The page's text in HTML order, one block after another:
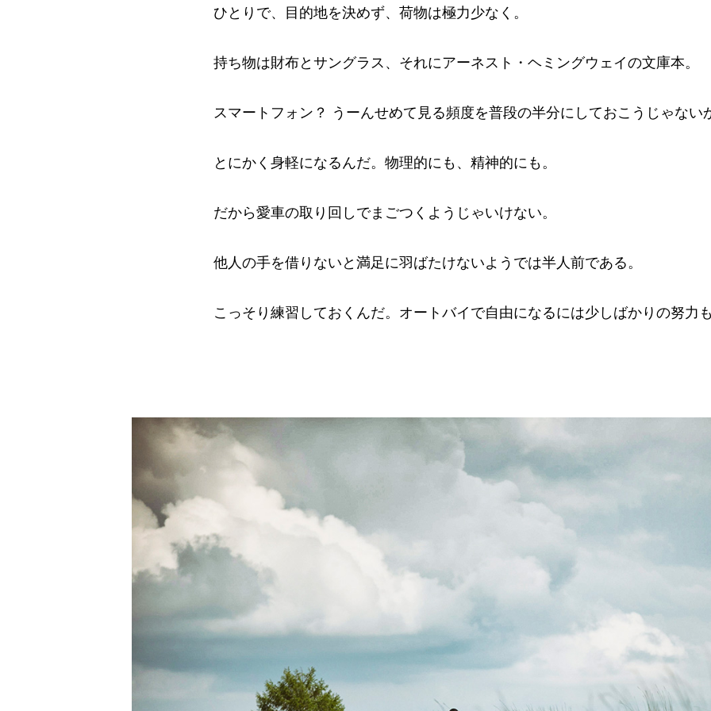
ひとりで、目的地を決めず、荷物は極力少なく。
持ち物は財布とサングラス、それにアーネスト・ヘミングウェイの文庫本。
スマートフォン？ うーんせめて見る頻度を普段の半分にしておこうじゃない
とにかく身軽になるんだ。物理的にも、精神的にも。
だから愛車の取り回しでまごつくようじゃいけない。
他人の手を借りないと満足に羽ばたけないようでは半人前である。
こっそり練習しておくんだ。オートバイで自由になるには少しばかりの努力も